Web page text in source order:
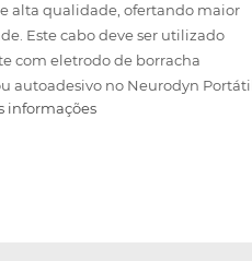
alta qualidade, ofertando maior
Este cabo deve ser utilizado
com eletrodo de borracha
autoadesivo no Neurodyn
Ares, esse cabo deve ser
informações